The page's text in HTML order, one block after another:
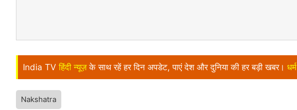
India TV हिंदी न्यूज़ के साथ रहें हर दिन अपडेट, पाएं देश और दुनिया की हर बड़ी खबर। धर्म
Nakshatra